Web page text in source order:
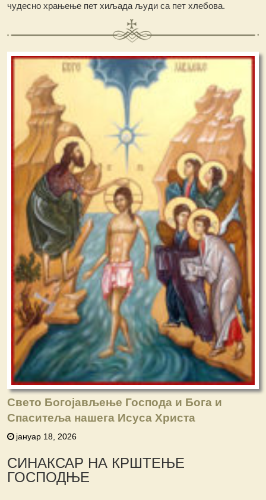
чудесно храњење пет хиљада људи са пет хлебова.
Свето Богојављење Господа и Бога и
Спаситеља нашега Исуса Христа
јануар 18, 2026
СИНАКСАР НА КРШТЕЊЕ
ГОСПОДЊЕ